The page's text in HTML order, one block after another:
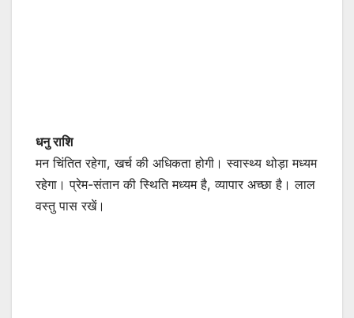
धनु राशि
मन चिंतित रहेगा, खर्च की अधिकता होगी। स्वास्थ्य थोड़ा मध्यम
रहेगा। प्रेम-संतान की स्थिति मध्यम है, व्यापार अच्छा है। लाल
वस्तु पास रखें।